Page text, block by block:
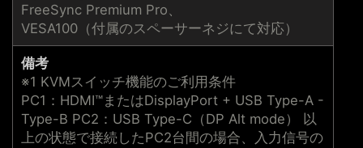
FreeSync Premium Pro、
VESA100（付属のスペーサーネジにて対応）
備考
※1 KVMスイッチ機能のご利用条件
PC1：HDMI™またはDisplayPort + USB Type-A -
Type-B PC2：USB Type-C（DP Alt mode） 以
上の状態で接続したPC2台間の場合、入力信号の